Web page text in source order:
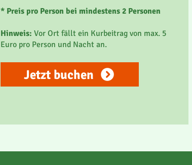
* Preis pro Person bei mindestens 2 Personen
Hinweis:Vor Ort fällt ein Kurbeitrag von max. 5
Euro pro Person und Nacht an.
Jetzt buchen